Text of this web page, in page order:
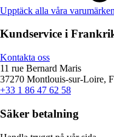
Upptäck alla våra varumärken
Kundservice i
Kontakta oss
11 rue Bernard Maris
37270 Montlouis-sur-Loire,
+33 1 86 47 62 58
Säker betalning